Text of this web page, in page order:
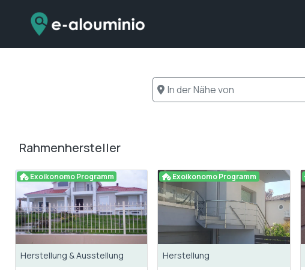
springen
In der Nähe von
Rahmenhersteller
Exoikonomo Programm
Herstellung & Ausstellung
Exoikonomo Programm
Herstellung